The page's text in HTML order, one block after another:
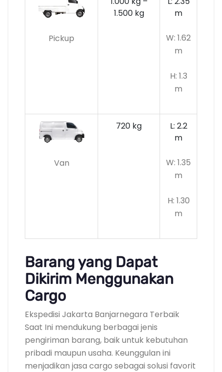
Pickup
1.500 kg
m
W: 1.62
m
H: 1.3
m
Van
720 kg
L: 2.2
m
W: 1.35
m
H: 1.30
m
Barang yang Dapat
Dikirim Menggunakan
Cargo
Ekspedisi Jakarta Banjarnegara Terbaik
Saat Ini mendukung berbagai jenis
pengiriman barang, baik untuk kebutuhan
pribadi maupun usaha. Keunggulan ini
menjadikan jasa cargo sebagai solusi favorit